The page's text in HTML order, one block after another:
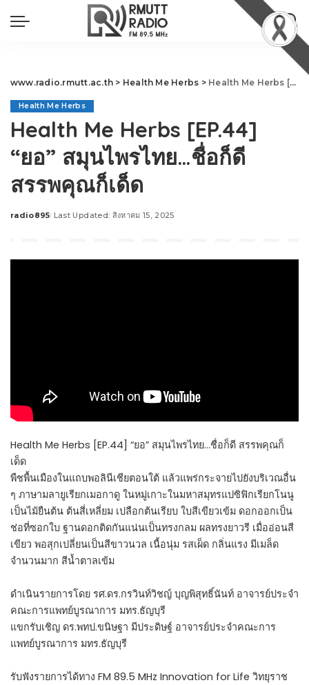
www.radio.rmutt.ac.th > Health Me Herbs > Health Me Herbs [EP.44] “ยอ” สมุนไพรไทย…ชื่อก็ดี สรรพคุณก็เด็ด
Health Me Herbs
Health Me Herbs [EP.44]
“ยอ” สมุนไพรไทย…ชื่อก็ดี
สรรพคุณก็เด็ด
Posted
radio895 Last Updated: สิงหาคม 15, 2025
Health Me Herbs [EP.44] “ยอ” สมุนไพรไทย…ชื่อก็ดี สรรพคุณก็
เด็ด
พืชพื้นเมืองในแถบพอลินีเชียตอนใต้ แล้วแพร่กระจายไปยังบริเวณอื่น
ๆ ภาษามลายูเรียกเมอกาดู ในหมู่เกาะในมหาสมุทรแปซิฟิกเรียกโนนู
เป็นไม้ยืนต้น ต้นสี่เหลี่ยม เปลือกต้นเรียบ ใบสีเขียวเข้ม ดอกออกเป็น
ช่อที่ซอกใบ ฐานดอกติดกันแน่นเป็นทรงกลม ผลทรงยาวรี เมื่ออ่อนสี
เขียว พอสุกเปลี่ยนเป็นสีขาวนวล เนื้อนุ่ม รสเผ็ด กลิ่นแรง มีเมล็ด
จำนวนมาก สีน้ำตาลเข้ม
ดำเนินรายการโดย รศ.ดร.กรวินท์วิชญ์ บุญพิสุทธิ์นันท์ อาจารย์ประจำ
คณะการแพทย์บูรณาการ มทร.ธัญบุรี
แขกรับเชิญ ดร.พทป.ขนิษฐา มีประดิษฐ์ อาจารย์ประจำคณะการ
แพทย์บูรณาการ มทร.ธัญบุรี
รับฟังรายการได้ทาง FM 89.5 MHz Innovation for Life วิทยุราช